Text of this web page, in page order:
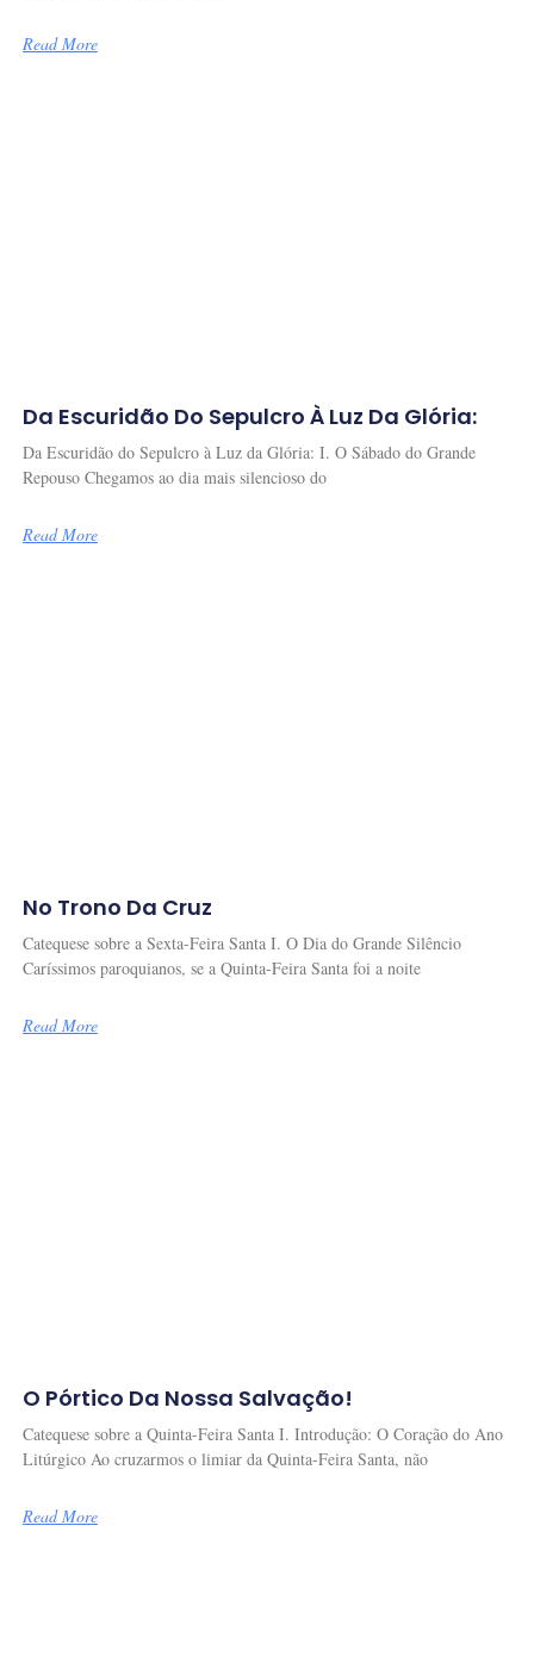
Read More
Da Escuridão Do Sepulcro À Luz Da Glória:
Da Escuridão do Sepulcro à Luz da Glória: I. O Sábado do Grande
Repouso Chegamos ao dia mais silencioso do
Read More
No Trono Da Cruz
Catequese sobre a Sexta-Feira Santa I. O Dia do Grande Silêncio
Caríssimos paroquianos, se a Quinta-Feira Santa foi a noite
Read More
O Pórtico Da Nossa Salvação!
Catequese sobre a Quinta-Feira Santa I. Introdução: O Coração do Ano
Litúrgico Ao cruzarmos o limiar da Quinta-Feira Santa, não
Read More